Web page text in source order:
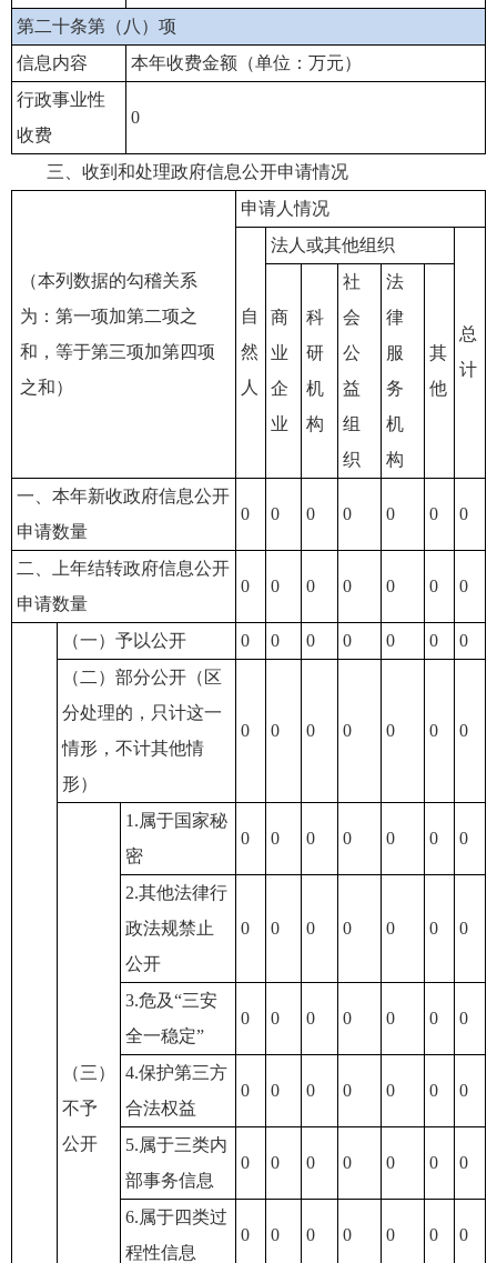
第二十条第（八）项
信息内容
本年收费金额（单位：万元）
行政事业性
收费
0
三、收到和处理政府信息公开申请情况
（本列数据的勾稽关系
为：第一项加第二项之
和，等于第三项加第四项
之和）
申请人情况
自
然
人
法人或其他组织
总
计
商
业
企
业
科
研
机
构
社
会
公
益
组
织
法
律
服
务
机
构
其
他
一、本年新收政府信息公开
申请数量
0 0 0 0 0 0 0
二、上年结转政府信息公开
申请数量
0 0 0 0 0 0 0
（一）予以公开 0 0 0 0 0 0
0
（二）部分公开（区
分处理的，只计这一
情形，不计其他情
形）
0 0 0 0 0 0 0
（三）
不予
公开
1.属于国家秘
密
0 0 0 0 0 0 0
2.其他法律行
政法规禁止
公开
0 0 0 0 0 0 0
3.危及“三安
全一稳定”
0 0 0 0 0 0 0
4.保护第三方
合法权益
0 0 0 0 0 0 0
5.属于三类内
部事务信息
0 0 0 0 0 0 0
6.属于四类过
程性信息
0 0 0 0 0 0 0